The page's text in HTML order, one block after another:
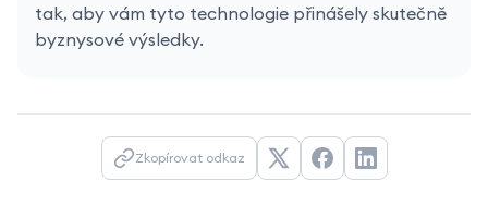
tak, aby vám tyto technologie přinášely skutečně
byznysové výsledky.
Zkopírovat odkaz